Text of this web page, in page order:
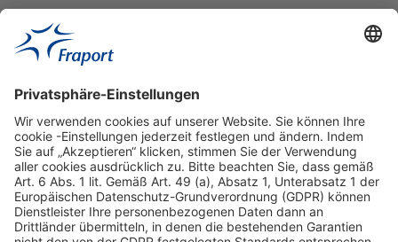
Hilfreiche Links
Online einkaufen & buchen